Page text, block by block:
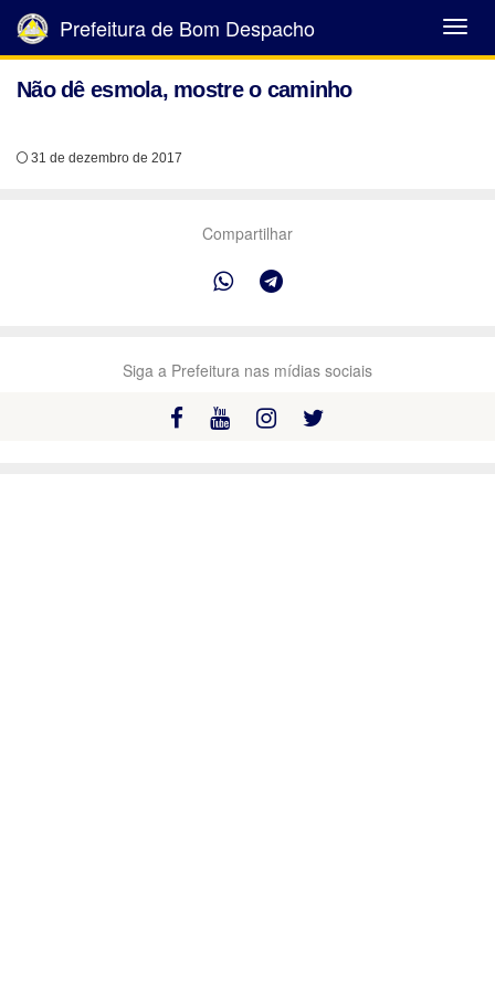
Abrir
Menu
Prefeitura de Bom Despacho
Não dê esmola, mostre o caminho
31 de dezembro de 2017
Compartilhar
Siga a Prefeitura nas mídias sociais